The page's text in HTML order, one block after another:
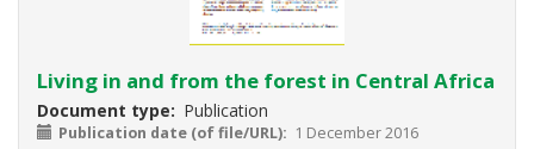
Living in and from the forest in Central Africa
Document type Publication
Publication date (of file/URL) 1 December 2016